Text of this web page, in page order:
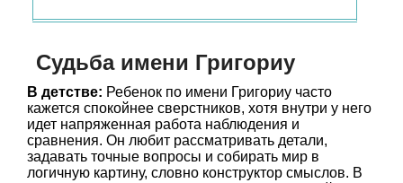
Судьба имени Григориу
В детстве: Ребенок по имени Григориу часто
кажется спокойнее сверстников, хотя внутри у него
идет напряженная работа наблюдения и
сравнения. Он любит рассматривать детали,
задавать точные вопросы и собирать мир в
логичную картину, словно конструктор смыслов. В